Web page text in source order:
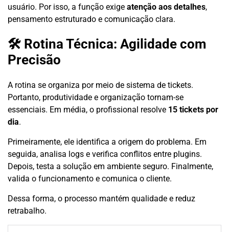
usuário. Por isso, a função exige atenção aos detalhes,
pensamento estruturado e comunicação clara.
🛠 Rotina Técnica: Agilidade com
Precisão
A rotina se organiza por meio de sistema de tickets.
Portanto, produtividade e organização tornam-se
essenciais. Em média, o profissional resolve 15 tickets por
dia.
Primeiramente, ele identifica a origem do problema. Em
seguida, analisa logs e verifica conflitos entre plugins.
Depois, testa a solução em ambiente seguro. Finalmente,
valida o funcionamento e comunica o cliente.
Dessa forma, o processo mantém qualidade e reduz
retrabalho.